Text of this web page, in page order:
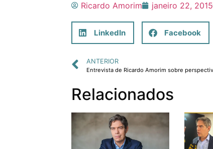
Ricardo Amorim janeiro 22, 2015
LinkedIn Facebook
ANTERIOR
Relacionados